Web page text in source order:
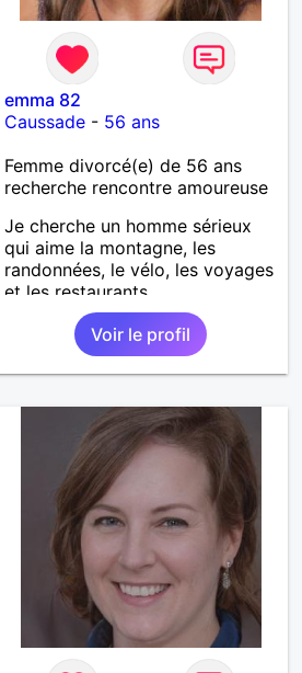
emma 82
Caussade - 56 ans
Femme divorcé(e) de 56 ans
recherche rencontre amoureuse
Je cherche un homme sérieux
qui aime la montagne, les
randonnées, le vélo, les voyages
et les restaurants.
Voir le profil